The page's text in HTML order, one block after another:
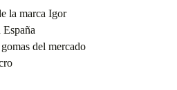
la marca Igor
España
del mercado